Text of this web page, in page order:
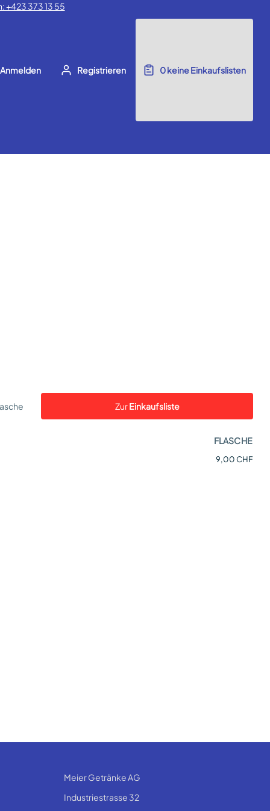
+423 373 13 55
Anmelden Registrieren 0keine Einkaufslisten
ZurEinkaufsliste
FLASCHE
9,00 CHF
Meier Getränke AG
Industriestrasse 32